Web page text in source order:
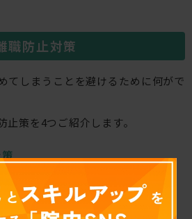
職防止対策
てしまうことを避けるために何がで
策を4つご紹介します。
入
育プログラムを確立させる